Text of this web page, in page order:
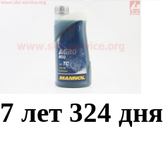
7 лет 324 дня